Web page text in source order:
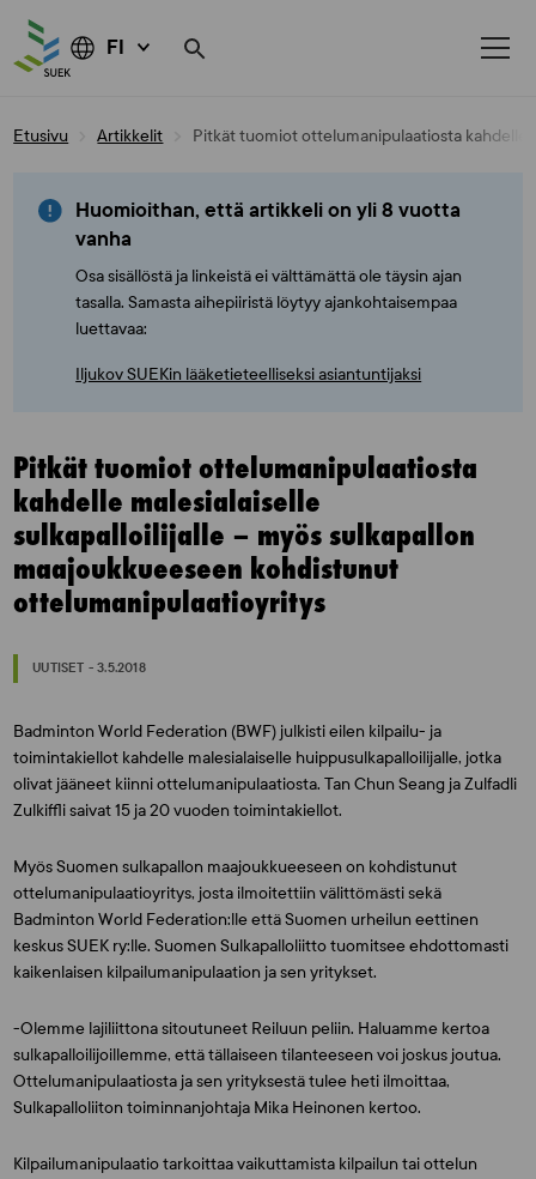
FI
Etusivu Artikkelit Pitkät tuomiot ottelumanipulaatiosta kahdelle
Huomioithan, että artikkeli on yli 8 vuotta
vanha
Osa sisällöstä ja linkeistä ei välttämättä ole täysin ajan
tasalla. Samasta aihepiiristä löytyy ajankohtaisempaa
luettavaa:
Iljukov SUEKin lääketieteelliseksi asiantuntijaksi
Pitkät tuomiot ottelumanipulaatiosta
kahdelle malesialaiselle
sulkapalloilijalle – myös sulkapallon
maajoukkueeseen kohdistunut
ottelumanipulaatioyritys
UUTISET - 3.5.2018
Badminton World Federation (BWF) julkisti eilen kilpailu- ja
toimintakiellot kahdelle malesialaiselle huippusulkapalloilijalle, jotka
olivat jääneet kiinni ottelumanipulaatiosta. Tan Chun Seang ja Zulfadli
Zulkiffli saivat 15 ja 20 vuoden toimintakiellot.
Myös Suomen sulkapallon maajoukkueeseen on kohdistunut
ottelumanipulaatioyritys, josta ilmoitettiin välittömästi sekä
Badminton World Federation:lle että Suomen urheilun eettinen
keskus SUEK ry:lle. Suomen Sulkapalloliitto tuomitsee ehdottomasti
kaikenlaisen kilpailumanipulaation ja sen yritykset.
-Olemme lajiliittona sitoutuneet Reiluun peliin. Haluamme kertoa
sulkapalloilijoillemme, että tällaiseen tilanteeseen voi joskus joutua.
Ottelumanipulaatiosta ja sen yrityksestä tulee heti ilmoittaa,
Sulkapalloliiton toiminnanjohtaja Mika Heinonen kertoo.
Kilpailumanipulaatio tarkoittaa vaikuttamista kilpailun tai ottelun